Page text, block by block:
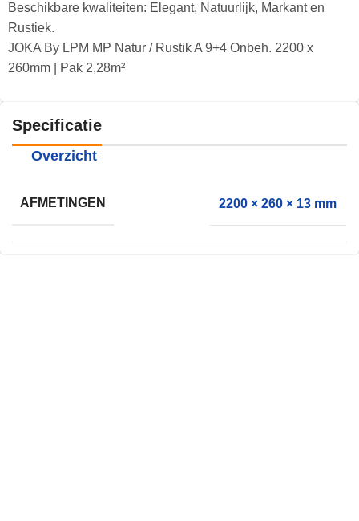
Beschikbare kwaliteiten: Elegant, Natuurlijk, Markant en
Rustiek.
JOKA By LPM MP Natur / Rustik A 9+4 Onbeh. 2200 x
260mm | Pak 2,28m²
Specificatie
Overzicht
AFMETINGEN 2200 × 260 × 13 mm